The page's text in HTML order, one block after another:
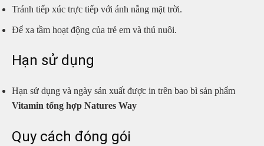
Tránh tiếp xúc trực tiếp với ánh nắng mặt trời.
Để xa tầm hoạt động của trẻ em và thú nuôi.
Hạn sử dụng
Hạn sử dụng và ngày sản xuất được in trên bao bì sản phẩm
Vitamin tổng hợp Natures Way
Quy cách đóng gói